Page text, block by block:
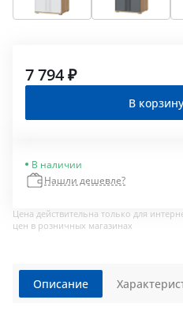
7 794 ₽
В корзину
В наличии
Нашли дешевле?
Цена действительна только для
цен в розничных магазинах
Описание